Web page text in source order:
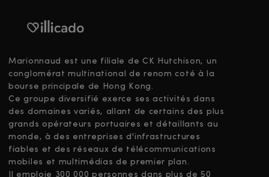
Marionnaud est une filiale de CK Hutchison, un
conglomérat multinational de renom coté à la
bourse principale de Hong Kong.
Ce groupe diversifié exerce ses activités dans
des domaines variés, allant de certains des plus
grands opérateurs portuaires et détaillants au
monde, à des entreprises d'infrastructures
fiables et des réseaux de télécommunications
mobiles et multimédias de premier plan.
Il emploie 300 000 personnes dans plus de 50